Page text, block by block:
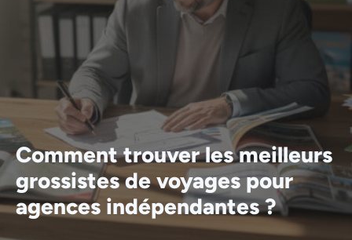
Comment trouver les meilleurs
grossistes de voyages pour
agences indépendantes ?